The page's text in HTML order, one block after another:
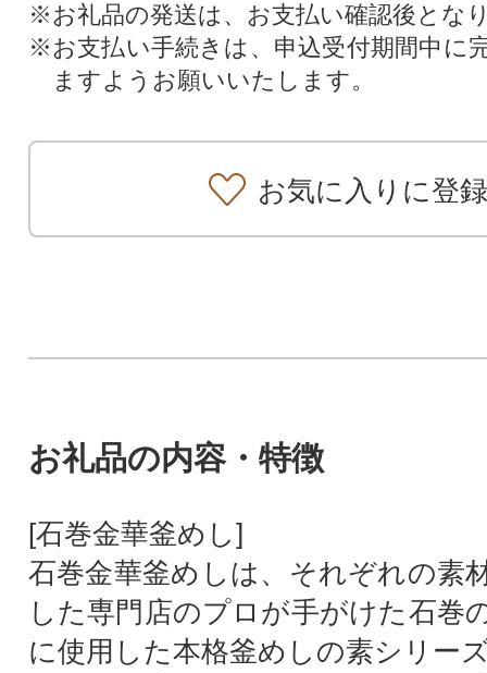
※お礼品の発送は、お支払い確認後とな
※お支払い手続きは、申込受付期間中に
ますようお願いいたします。
お気に入りに登録
お礼品の内容・特徴
[石巻金華釜めし]
石巻金華釜めしは、それぞれの素
した専門店のプロが手がけた石巻
に使用した本格釜めしの素シリー